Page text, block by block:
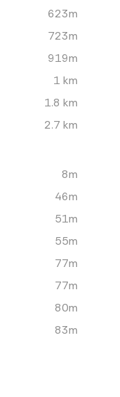
623m
723m
919m
1 km
1.8 km
2.7 km
8m
46m
51m
55m
77m
77m
80m
83m